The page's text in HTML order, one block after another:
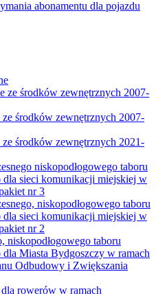
abonamentu dla pojazdu
ze środków zewnętrznych 2007-
środków zewnętrznych 2007-
środków zewnętrznych 2021-
niskopodłogowego taboru
dla sieci komunikacji miejskiej w
nr 3
niskopodłogowego taboru
dla sieci komunikacji miejskiej w
nr 2
niskopodłogowego taboru
Miasta Bydgoszczy w ramach
Odbudowy i Zwiększania
rowerów w ramach